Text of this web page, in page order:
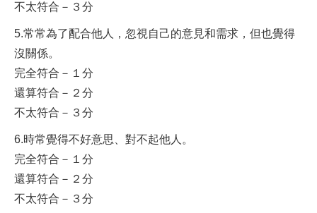
不太符合－３分
5.常常為了配合他人，忽視自己的意見和需求，但也覺得
沒關係。
完全符合－１分
還算符合－２分
不太符合－３分
6.時常覺得不好意思、對不起他人。
完全符合－１分
還算符合－２分
不太符合－３分